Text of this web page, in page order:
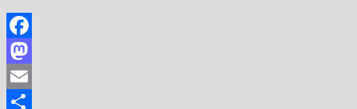
Facebook
Mastodon
Email